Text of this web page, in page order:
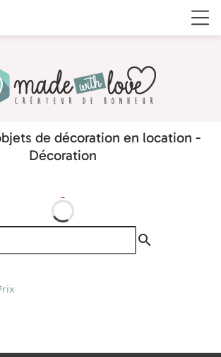
de décoration en location -
Décoration
search